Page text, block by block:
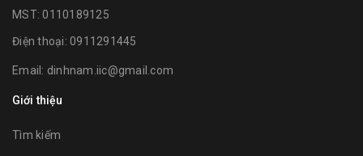
MST: 0110189125
Điện thoại: 0911291445
Email: dinhnam.iic@gmail.com
Giới thiệu
Tìm kiếm